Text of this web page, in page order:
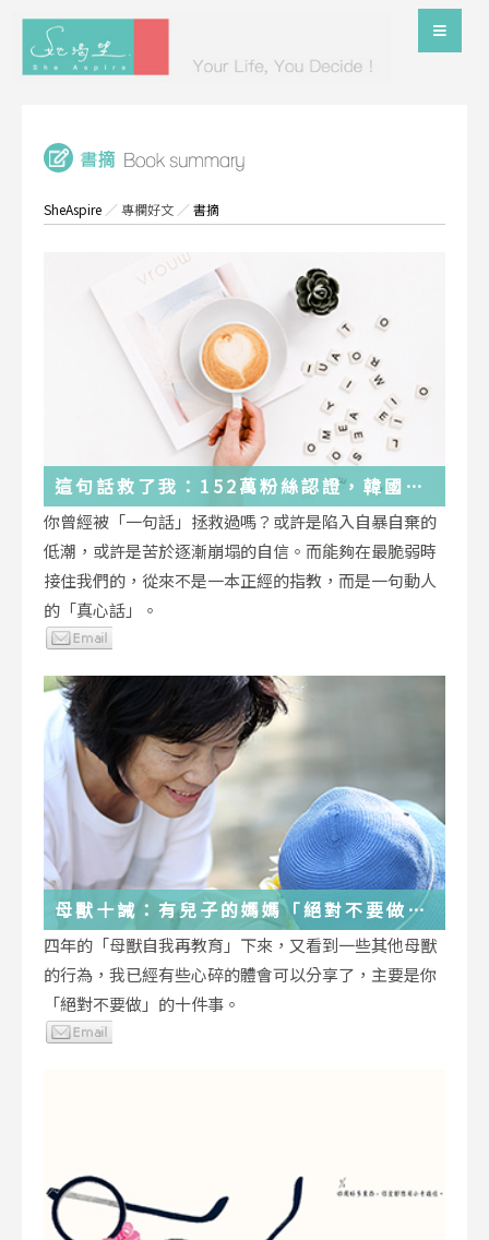
SheAspire ／專欄好文 ／書摘
這句話救了我：152萬粉絲認證，韓國最
受歡迎的YouTuber「國民姐姐」金美敬
為跌落情緒深淵的你雪中送炭！
你曾經被「一句話」拯救過嗎？或許是陷入自暴自棄的
低潮，或許是苦於逐漸崩塌的自信。而能夠在最脆弱時
接住我們的，從來不是一本正經的指教，而是一句動人
的「真心話」。
母獸十誡：有兒子的媽媽「絕對不要做」
的十件事
四年的「母獸自我再教育」下來，又看到一些其他母獸
的行為，我已經有些心碎的體會可以分享了，主要是你
「絕對不要做」的十件事。